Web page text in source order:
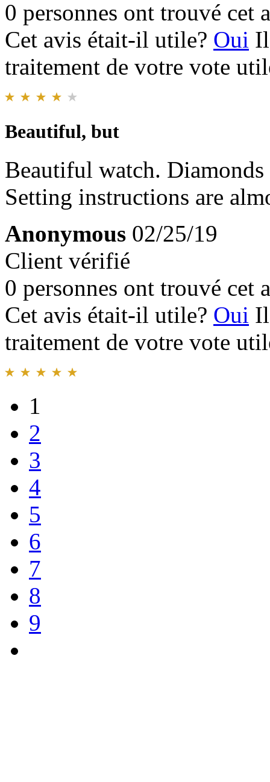
0 personnes ont trouvé cet
Cet avis était-il utile? Oui
traitement de votre vote
Beautiful, but
Beautiful watch.
Setting instructions are
Anonymous 02/25/19
Client vérifié
0 personnes ont trouvé cet
Cet avis était-il utile? Oui
traitement de votre vote
1
2
3
4
5
6
7
8
9